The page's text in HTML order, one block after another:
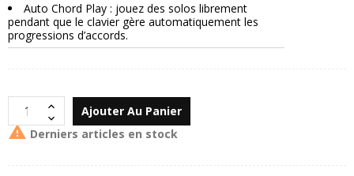
Auto Chord Play : jouez des solos librement
pendant que le clavier gère automatiquement les
progressions d’accords.
Ajouter Au Panier
 Derniers articles en stock